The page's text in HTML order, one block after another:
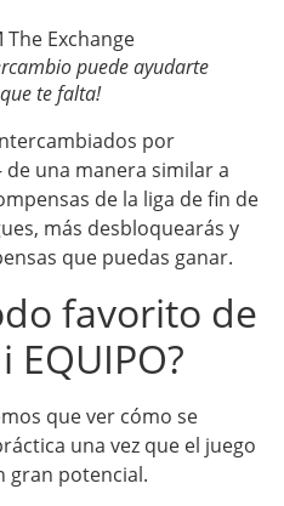
puede ayudarte
te falta!
por
una manera similar a
de la liga de fin de
más desbloquearás y
que puedas ganar.
favorito de
que ver cómo se
una vez que el juego
gran potencial.